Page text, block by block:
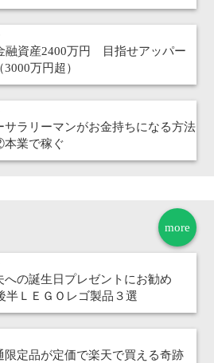
融資産2400万円 目指せアッパー
万円超）
サラリーマンがお金持ちになる方法
業で稼ぐ
more
への誕生日プレゼントにお勧め
半ＬＥＧＯレゴ製品３選
限定品が定価で楽天で買える奇跡